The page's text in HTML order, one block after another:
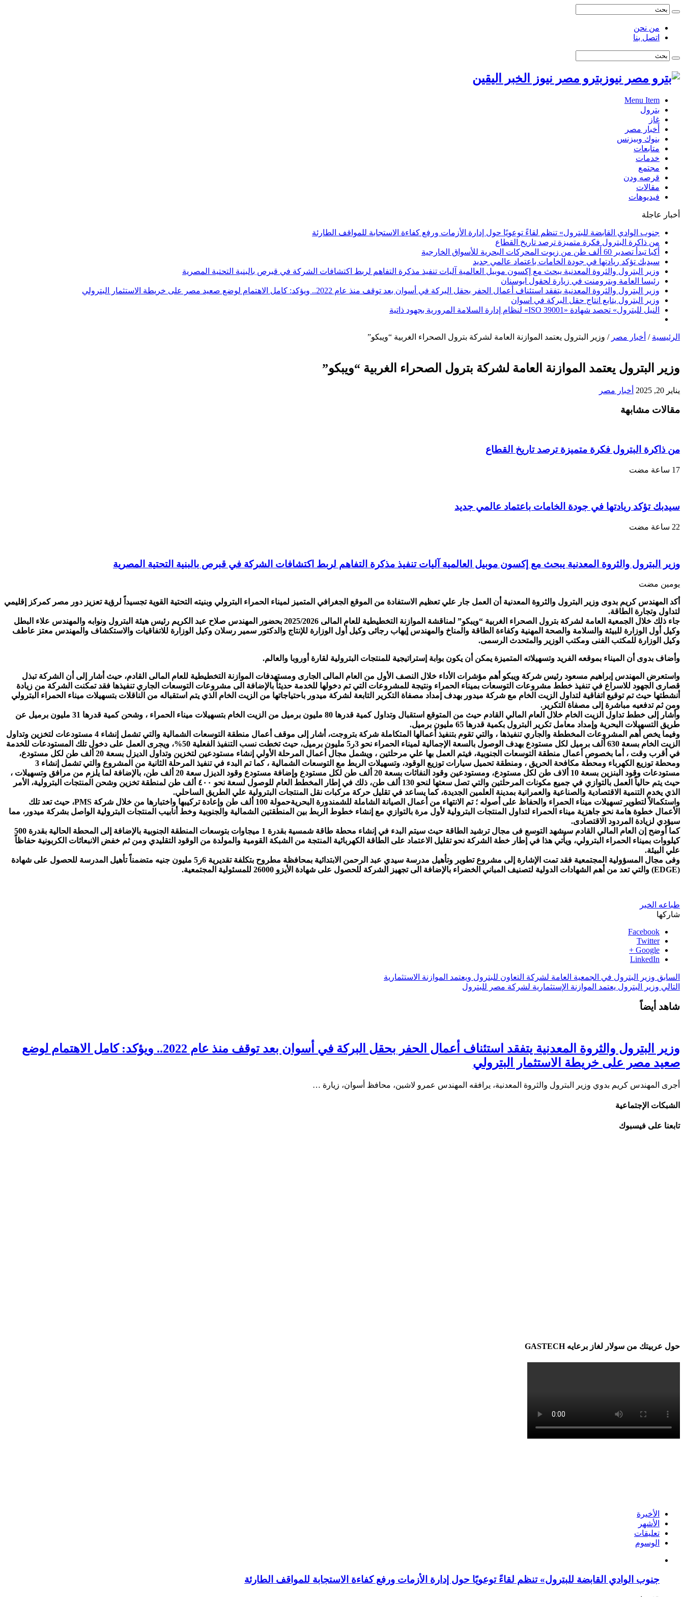
من نحن
اتصل بنا
بترو مصر نيوز الخبر اليقين
Menu Item
بترول
غاز
أخبار مصر
بنوك وبيزنس
متابعات
خدمات
مجتمع
قرصه ودن
مقالات
فيديوهات
أخبار عاجلة
جنوب الوادي القابضة للبترول» تنظم لقاءً توعويًا حول إدارة الأزمات ورفع كفاءة الاستجابة للمواقف الطارئة
من ذاكرة البترول فكرة متميزة ترصد تاريخ القطاع
أكبا تبدأ تصدير 60 ألف طن من زيوت المحركات البحرية للأسواق الخارجية
سيدبك تؤكد ريادتها في جودة الخامات باعتماد عالمي جديد
وزير البترول والثروة المعدنية يبحث مع إكسون موبيل العالمية آليات تنفيذ مذكرة التفاهم لربط اكتشافات الشركة في قبرص بالبنية التحتية المصرية
رئيسا العامة وبترومنت في زيارة لحقول ابوسنان
وزير البترول والثروة المعدنية يتفقد استئناف أعمال الحفر بحقل البركة في أسوان بعد توقف منذ عام 2022.. ويؤكد: كامل الاهتمام لوضع صعيد مصر على خريطة الاستثمار البترولي
وزير البترول يتابع انتاج حقل البركة في اسوان
النيل للبترول» تحصد شهادة «ISO 39001» لنظام إدارة السلامة المرورية بجهود ذاتية
الرئيسية / أخبار مصر / وزير البترول يعتمد الموازنة العامة لشركة بترول الصحراء الغربية “ويبكو”
وزير البترول يعتمد الموازنة العامة لشركة بترول الصحراء الغربية “ويبكو”
يناير 20, 2025 أخبار مصر
مقالات مشابهة
من ذاكرة البترول فكرة متميزة ترصد تاريخ القطاع
سيدبك تؤكد ريادتها في جودة الخامات باعتماد عالمي جديد
وزير البترول والثروة المعدنية يبحث مع إكسون موبيل العالمية آليات تنفيذ مذكرة التفاهم لربط اكتشافات الشركة في قبرص بالبنية التحتية المصرية
‏يومين مضت
أكد المهندس كريم بدوى وزير البترول والثروة المعدنية أن العمل جار علي تعظيم الاستفادة من الموقع الجغرافي المتميز لميناء الحمراء البترولي وبنيته التحتية القوية تجسيداً لرؤية تعزيز دور مصر كمركز إقليمي
لتداول وتجارة الطاقة.
جاء ذلك خلال الجمعية العامة لشركة بترول الصحراء الغربية “ويبكو” لمناقشة الموازنة التخطيطية للعام المالى 2025/2026 بحضور المهندس صلاح عبد الكريم رئيس هيئة البترول ونوابه والمهندس علاء البطل
وكيل أول الوزارة للبيئة والسلامة والصحة المهنية وكفاءة الطاقة والمناخ والمهندس إيهاب رجائى وكيل أول الوزارة للإنتاج والدكتور سمير رسلان وكيل الوزارة للاتفاقيات والاستكشاف والمهندس معتز عاطف
وكيل الوزارة للمكتب الفنى ومكتب الوزير والمتحدث الرسمى.
وأضاف بدوى أن الميناء بموقعه الفريد وتسهيلاته المتميزة يمكن أن يكون بوابة إستراتيجية للمنتجات البترولية لقارة أوروبا والعالم.
واستعرض المهندس إبراهيم مسعود رئيس شركة ويبكو أهم مؤشرات الأداء خلال النصف الأول من العام المالى الجارى ومستهدفات الموازنة التخطيطية للعام المالى القادم، حيث أشار إلى أن الشركة تبذل
قصارى الجهود للاسراع في تنفيذ خطط مشروعات التوسعات بميناء الحمراء ونتيجة للمشروعات التي تم دخولها للخدمة حديثاً بالإضافة الى مشروعات التوسعات الجاري تنفيذها فقد تمكنت الشركة من زيادة
أنشطتها حيث تم توقيع اتفاقية لتداول الزيت الخام مع شركة ميدور بهدف إمداد مصفاة التكرير التابعة لشركة ميدور باحتياجاتها من الزيت الخام الذي يتم استقباله من الناقلات بتسهيلات ميناء الحمراء البترولي
ومن ثم تدفعيه مباشرة إلى مصفاة التكرير.
وأشار إلى خطط تداول الزيت الخام خلال العام المالي القادم حيث من المتوقع استقبال وتداول كمية قدرها 80 مليون برميل من الزيت الخام بتسهيلات ميناء الحمراء ، وشحن كمية قدرها 31 مليون برميل عن
طريق التسهيلات البحرية وإمداد معامل تكرير البترول بكمية قدرها 65 مليون برميل.
وفيما يخص أهم المشروعات المخططة والجاري تنفيذها ، والتي تقوم بتنفيذ أعمالها المتكاملة شركة بتروجت، أشار إلى موقف أعمال منطقة التوسعات الشمالية والتي تشمل إنشاء 4 مستودعات لتخزين وتداول
الزيت الخام بسعة 630 ألف برميل لكل مستودع بهدف الوصول بالسعة الإجمالية لميناء الحمراء نحو 3ر5 مليون برميل، حيث تخطت نسب التنفيذ الفعلية 50%، ويجرى العمل على دخول تلك المستودعات للخدمة
في أقرب وقت ، أما بخصوص أعمال منطقة التوسعات الجنوبية، فيتم العمل بها علي مرحلتين ، ويشمل مجال أعمال المرحلة الأولي إنشاء مستودعين لتخزين وتداول الديزل بسعة 20 ألف طن لكل مستودع،
ومحطة توزيع الكهرباء ومحطة مكافحة الحريق ، ومنطقة تحميل سيارات توزيع الوقود، وتسهيلات الربط مع التوسعات الشمالية ، كما تم البدء في تنفيذ المرحلة الثانية من المشروع والتي تشمل إنشاء 3
مستودعات وقود البنزين بسعة 10 ألاف طن لكل مستودع، ومستودعين وقود النفاثات بسعة 20 ألف طن لكل مستودع وإضافة مستودع وقود الديزل سعة 20 ألف طن، بالإضافة لما يلزم من مرافق وتسهيلات ،
حيث يتم حالياً العمل بالتوازي في جميع مكونات المرحلتين والتي تصل سعتها لنحو 130 ألف طن، ذلك في إطار المخطط العام للوصول لسعة نحو ٤٠٠ ألف طن لمنطقة تخزين وشحن المنتجات البترولية، الأمر
الذي يخدم التنمية الاقتصادية والصناعية والعمرانية بمدينة العلمين الجديدة، كما يساعد في تقليل حركة مركبات نقل المنتجات البترولية علي الطريق الساحلي.
واستكمالاً لتطوير تسهيلات ميناء الحمراء والحفاظ على أصوله ؛ تم الانتهاء من أعمال الصيانة الشاملة للشمندورة البحريةحمولة 100 ألف طن وإعادة تركيبها واختبارها من خلال شركة PMS، حيث تعد تلك
الأعمال خطوة هامة نحو جاهزية ميناء الحمراء لتداول المنتجات البترولية لأول مرة بالتوازي مع إنشاء خطوط الربط بين المنطقتين الشمالية والجنوبية وخط أنابيب المنتجات البترولية الواصل بشركة ميدور، مما
سيؤدي لزيادة المردود الاقتصادى.
كما أوضح إن العام المالي القادم سيشهد التوسع فى مجال ترشيد الطاقة حيث سيتم البدء في إنشاء محطة طاقة شمسية بقدرة 1 ميجاوات بتوسعات المنطقة الجنوبية بالإضافة إلى المحطة الحالية بقدرة 500
كيلووات بميناء الحمراء البترولي، ويأتي هذا في إطار خطة الشركة نحو تقليل الاعتماد على الطاقة الكهربائية المنتجة من الشبكة القومية والمولدة من الوقود التقليدي ومن ثم خفض الانبعاثات الكربونية حفاظاً
علي البيئة.
وفى مجال المسؤولية المجتمعية فقد تمت الإشارة إلى مشروع تطوير وتأهيل مدرسة سيدي عبد الرحمن الابتدائية بمحافظة مطروح بتكلفة تقديرية 6ر5 مليون جنيه متضمناً تأهيل المدرسة للحصول على شهادة
(EDGE) والتي تعد من أهم الشهادات الدولية لتصنيف المباني الخضراء بالإضافة الى تجهيز الشركة للحصول على شهادة الأيزو 26000 للمسئولية المجتمعية.
طباعه الخبر
شاركها
Facebook
Twitter
Google +
LinkedIn
السابق وزير البترول في الجمعية العامة لشركة التعاون للبترول ويعتمد الموازنة الاستثمارية
التالي وزير البترول يعتمد الموازنة الإستثمارية لشركة مصر للبترول
شاهد أيضاً
وزير البترول والثروة المعدنية يتفقد استئناف أعمال الحفر بحقل البركة في أسوان بعد توقف منذ عام 2022.. ويؤكد: كامل الاهتمام لوضع
صعيد مصر على خريطة الاستثمار البترولي
أجرى المهندس كريم بدوي وزير البترول والثروة المعدنية، يرافقه المهندس عمرو لاشين، محافظ أسوان، زيارة …
الشبكات الإجتماعية
تابعنا على فيسبوك
حول عربيتك من سولار لغاز برعايه GASTECH
الأخيرة
الأشهر
تعليقات
الوسوم
جنوب الوادي القابضة للبترول» تنظم لقاءً توعويًا حول إدارة الأزمات ورفع كفاءة الاستجابة للمواقف الطارئة